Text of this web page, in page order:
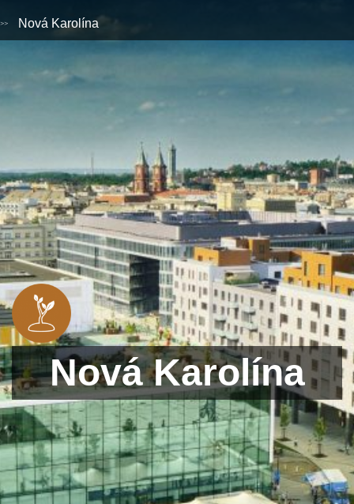
Nová Karolína
Nová Karolína